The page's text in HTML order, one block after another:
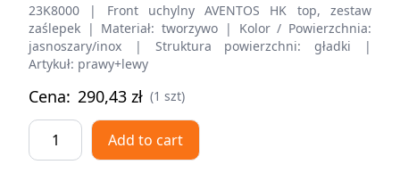
23K8000 | Front uchylny AVENTOS HK top, zestaw
zaślepek | Materiał: tworzywo | Kolor / Powierzchnia:
jasnoszary/inox | Struktura powierzchni: gładki |
Artykuł: prawy+lewy
Cena: 290,43 zł (1 szt)
Front
uchylny
Add to cart